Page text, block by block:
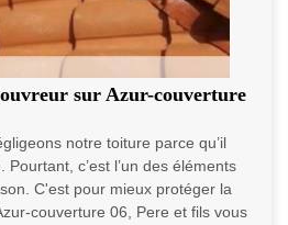
sur Azur-couverture
notre toiture parce qu’il
Pourtant, c’est l’un des éléments
C'est pour mieux protéger la
couverture 06, Pere et fils vous